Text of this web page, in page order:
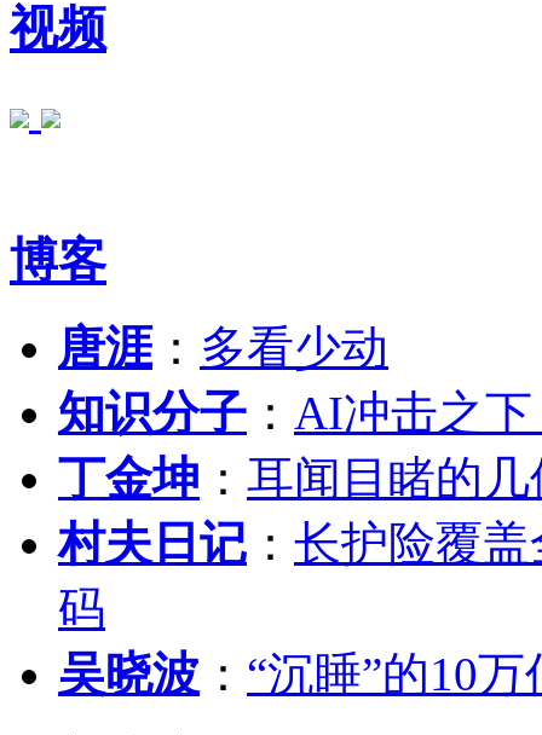
视频
博客
唐涯： 多看少动
知识分子 ： AI冲击之
丁金坤 ： 耳闻目睹的
村夫日记 ： 长护险覆
码
吴晓波 ： “沉睡”的10